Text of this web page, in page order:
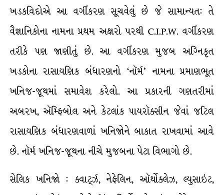
ખડકવિદોએ આ વર્ગીકરણ સૂચવેલું છે જે સામાન્યત: તે
વૈજ્ઞાનિકોના નામના પ્રથમ અક્ષરો પરથી C.I.P.W. વર્ગીકરણ
તરીકે પણ જાણીતું છે. આ વર્ગીકરણ મુજબ અગ્નિકૃત
ખડકોના રાસાયણિક બંધારણનો ‘નૉર્મ’ નામના પ્રમાણભૂત
ખનિજ-જૂથમાં સમાવેશ કરેલો. આ પ્રકારની ગણતરીમાં
અબરખ, ઍમ્ફિબોલ અને કેટલાંક પાયરૉક્સીન જેવાં જટિલ
રાસાયણિક બંધારણવાળાં ખનિજોને બાકાત રાખવામાં આવે
છે. નૉર્મ ખનિજ-જૂથના નીચે મુજબના પેટા વિભાગો છે.
સેલિક ખનિજો : ક્વાર્ટ્ઝ, નેફેલિન, ઑર્થોક્લેઝ, લ્યુસાઇટ,